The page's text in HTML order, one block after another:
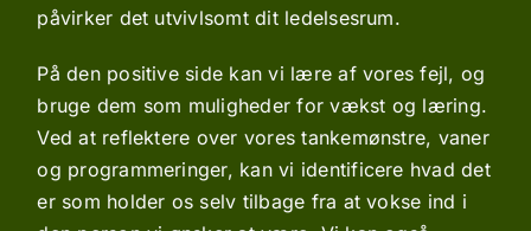
påvirker det utvivlsomt dit ledelsesrum.
På den positive side kan vi lære af vores fejl, og
bruge dem som muligheder for vækst og læring.
Ved at reflektere over vores tankemønstre, vaner
og programmeringer, kan vi identificere hvad det
er som holder os selv tilbage fra at vokse ind i